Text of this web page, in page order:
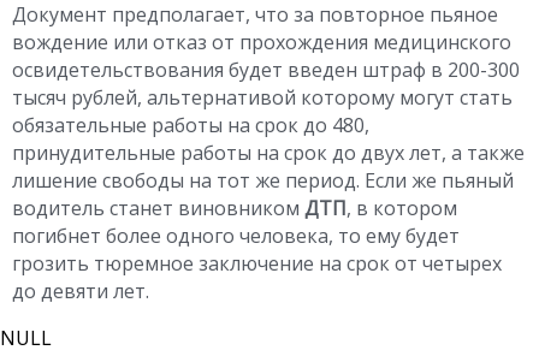
Документ предполагает, что за повторное пьяное
вождение или отказ от прохождения медицинского
освидетельствования будет введен штраф в 200-300
тысяч рублей, альтернативой которому могут стать
обязательные работы на срок до 480,
принудительные работы на срок до двух лет, а также
лишение свободы на тот же период. Если же пьяный
водитель станет виновником ДТП, в котором
погибнет более одного человека, то ему будет
грозить тюремное заключение на срок от четырех
до девяти лет.
NULL